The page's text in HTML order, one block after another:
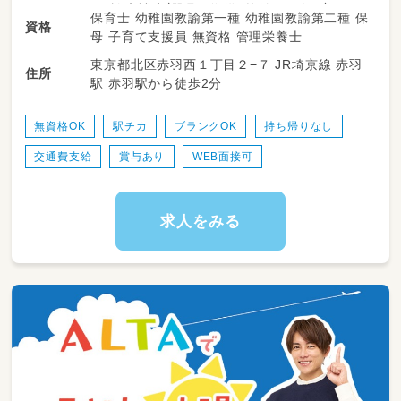
・診療補助（器具の準備・片付けを含む）
・口腔内写真撮影
・消毒、院内清掃
・備品管理、整理整頓
●受付業務
資格
保育士 幼稚園教諭第一種 幼稚園教諭第二種 保
母 子育て支援員 無資格 管理栄養士
住所
東京都北区赤羽西１丁目２−７ JR埼京線 赤羽
駅 赤羽駅から徒歩2分
無資格OK 駅チカ ブランクOK 持ち帰りなし
交通費支給 賞与あり WEB面接可
求人をみる